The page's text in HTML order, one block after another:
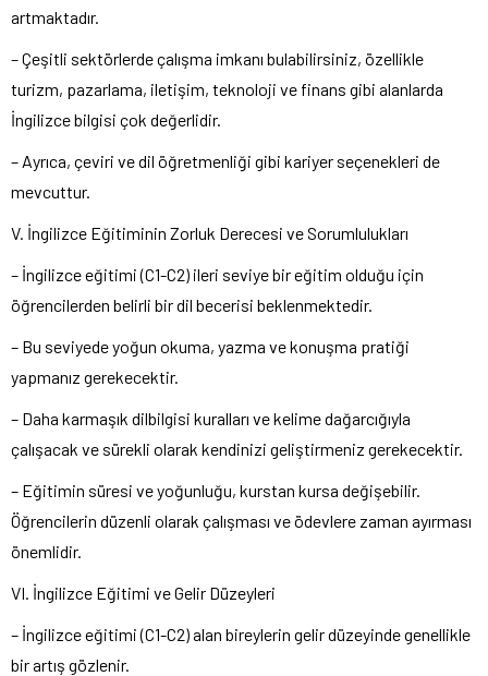
artmaktadır.
– Çeşitli sektörlerde çalışma imkanı bulabilirsiniz, özellikle
turizm, pazarlama, iletişim, teknoloji ve finans gibi alanlarda
İngilizce bilgisi çok değerlidir.
– Ayrıca, çeviri ve dil öğretmenliği gibi kariyer seçenekleri de
mevcuttur.
V. İngilizce Eğitiminin Zorluk Derecesi ve Sorumlulukları
– İngilizce eğitimi (C1-C2) ileri seviye bir eğitim olduğu için
öğrencilerden belirli bir dil becerisi beklenmektedir.
– Bu seviyede yoğun okuma, yazma ve konuşma pratiği
yapmanız gerekecektir.
– Daha karmaşık dilbilgisi kuralları ve kelime dağarcığıyla
çalışacak ve sürekli olarak kendinizi geliştirmeniz gerekecektir.
– Eğitimin süresi ve yoğunluğu, kurstan kursa değişebilir.
Öğrencilerin düzenli olarak çalışması ve ödevlere zaman ayırması
önemlidir.
VI. İngilizce Eğitimi ve Gelir Düzeyleri
– İngilizce eğitimi (C1-C2) alan bireylerin gelir düzeyinde genellikle
bir artış gözlenir.